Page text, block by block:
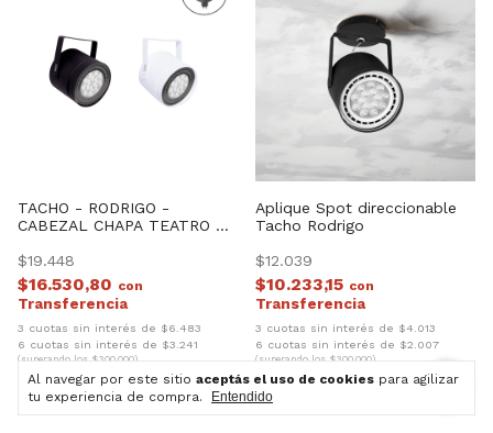
Al navegar por este sitio aceptás el uso de cookies para agilizar
tu experiencia de compra.
Entendido
TACHO - RODRIGO -
CABEZAL CHAPA TEATRO +
$19.448
$16.530,80 con
3 cuotas sin interés de $6.483
6 cuotas sin interés de $3.241
(superando los $300.000)
Aplique Spot direccionable
Tacho Rodrigo
$12.039
$10.233,15 con
3 cuotas sin interés de $4.013
6 cuotas sin interés de $2.007
(superando los $300.000)